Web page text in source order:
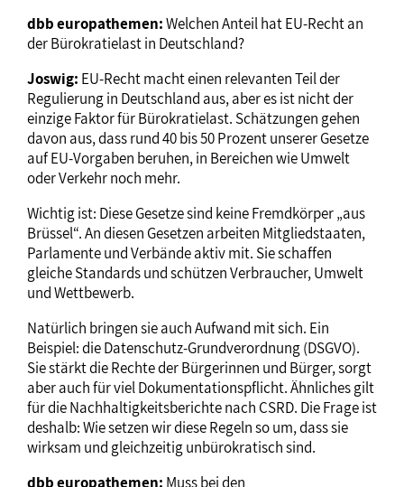
dbb europathemen:Welchen Anteil hat EU-Recht an
der Bürokratielast in Deutschland?
Joswig: EU-Recht macht einen relevanten Teil der
Regulierung in Deutschland aus, aber es ist nicht der
einzige Faktor für Bürokratielast. Schätzungen gehen
davon aus, dass rund 40 bis 50 Prozent unserer Gesetze
auf EU-Vorgaben beruhen, in Bereichen wie Umwelt
oder Verkehr noch mehr.
Wichtig ist: Diese Gesetze sind keine Fremdkörper „aus
Brüssel“. An diesen Gesetzen arbeiten Mitgliedstaaten,
Parlamente und Verbände aktiv mit. Sie schaffen
gleiche Standards und schützen Verbraucher, Umwelt
und Wettbewerb.
Natürlich bringen sie auch Aufwand mit sich. Ein
Beispiel: die Datenschutz-Grundverordnung (DSGVO).
Sie stärkt die Rechte der Bürgerinnen und Bürger, sorgt
aber auch für viel Dokumentationspflicht. Ähnliches gilt
für die Nachhaltigkeitsberichte nach CSRD. Die Frage ist
deshalb: Wie setzen wir diese Regeln so um, dass sie
wirksam und gleichzeitig unbürokratisch sind.
dbb europathemen: Muss bei den